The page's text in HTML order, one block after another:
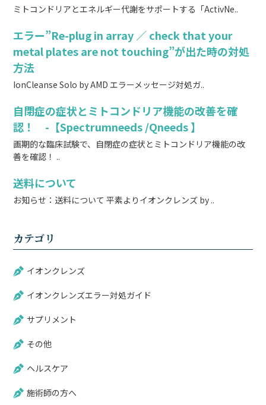
ミトコンドリアとエネルギー代謝をサポートする「ActivNe..
エラー”Re-plug in array ／ check that your
metal plates are not touching”が出た時の対処
方法
IonCleanse Solo by AMD エラーメッセージ対処ガ..
自閉症の症状とミトコンドリア機能の改善を確
認！ -【Spectrumneeds /Qneeds 】
画期的な臨床試験で、自閉症の症状とミトコンドリア機能の改
善を確認！ ..
送料について
お知らせ：送料について 平素よりイオンクレンズ by ..
カテゴリ
イオンクレンズ
イオンクレンズエラー対処ガイド
サプリメント
その他
ヘルスケア
施術師の方へ